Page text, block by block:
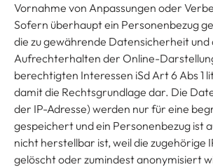
Vornahme von Anpassungen oder
Sofern überhaupt ein Personenbezug
die zu gewährende Datensicherheit und
Aufrechterhalten der Online-
berechtigten Interessen iSd Art 6 Abs 1
damit die Rechtsgrundlage dar. Die
der IP-Adresse) werden nur für eine
gespeichert und ein Personenbezug ist
nicht herstellbar ist, weil die zugehörige
gelöscht oder zumindest anonymisiert